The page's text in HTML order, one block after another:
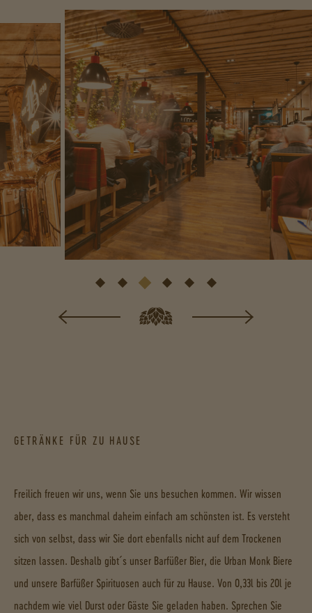
GETRÄNKE FÜR ZU HAUSE
Freilich freuen wir uns, wenn Sie uns besuchen kommen. Wir wissen
aber, dass es manchmal daheim einfach am schönsten ist. Es versteht
sich von selbst, dass wir Sie dort ebenfalls nicht auf dem Trockenen
sitzen lassen. Deshalb gibt´s unser Barfüßer Bier, die Urban Monk Biere
und unsere Barfüßer Spirituosen auch für zu Hause. Von 0,33l bis 20l je
nachdem wie viel Durst oder Gäste Sie geladen haben. Sprechen Sie